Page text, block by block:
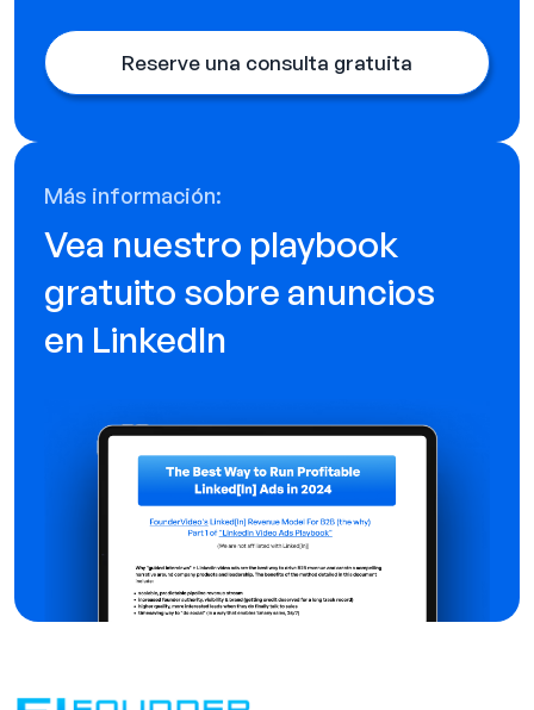
Reserve una consulta gratuita
Más información:
Vea nuestro playbook
gratuito sobre anuncios
en LinkedIn